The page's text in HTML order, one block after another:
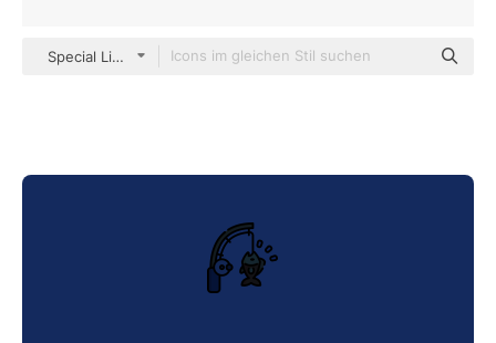
Special Lineal color